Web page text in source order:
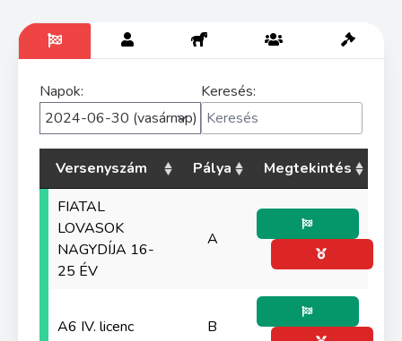
Napok: Keresés:
Versenyszám Pálya
Megtekintés
FIATAL
LOVASOK
NAGYDÍJA 16-
25 ÉV
A
A6 IV. licenc B